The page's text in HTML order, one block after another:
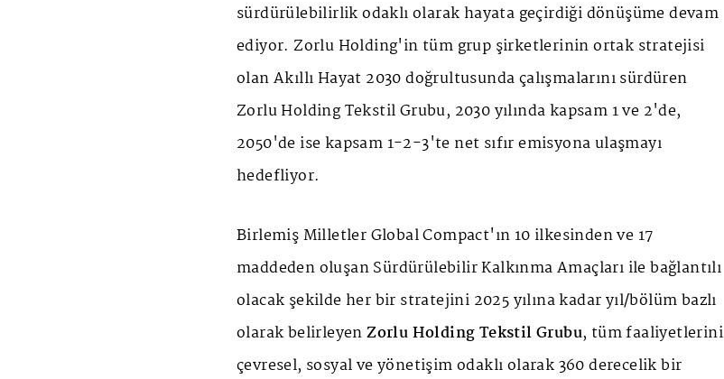
sürdürülebilirlik odaklı olarak hayata geçirdiği dönüşüme devam
ediyor. Zorlu Holding'in tüm grup şirketlerinin ortak stratejisi
olan Akıllı Hayat 2030 doğrultusunda çalışmalarını sürdüren
Zorlu Holding Tekstil Grubu, 2030 yılında kapsam 1 ve 2'de,
2050'de ise kapsam 1-2-3'te net sıfır emisyona ulaşmayı
hedefliyor.
Birlemiş Milletler Global Compact'ın 10 ilkesinden ve 17
maddeden oluşan Sürdürülebilir Kalkınma Amaçları ile bağlantılı
olacak şekilde her bir stratejini 2025 yılına kadar yıl/bölüm bazlı
olarak belirleyenZorlu Holding Tekstil Grubu, tüm faaliyetlerini
çevresel, sosyal ve yönetişim odaklı olarak 360 derecelik bir